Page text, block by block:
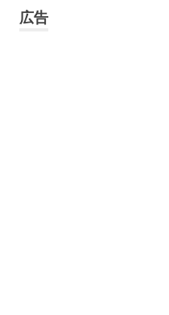
広告